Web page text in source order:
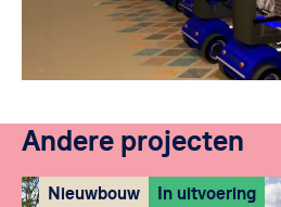
Andere projecten
Nieuwbouw In uitvoering